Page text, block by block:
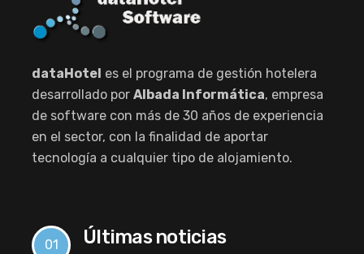
dataHotel es el programa de gestión hotelera
desarrollado por Albada Informática, empresa
de software con más de 30 años de experiencia
en el sector, con la finalidad de aportar
tecnología a cualquier tipo de alojamiento.
01 Últimas noticias